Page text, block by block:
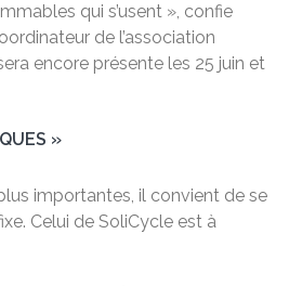
qui s’usent », confie
de l’association
encore présente les 25 juin et
»
importantes, il convient de se
Celui de SoliCycle est à